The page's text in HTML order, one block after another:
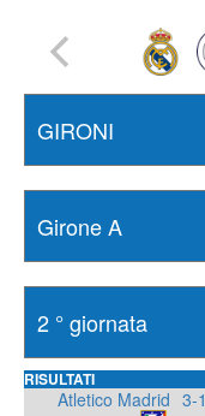
RISULTATI
Atletico Madrid 3-1